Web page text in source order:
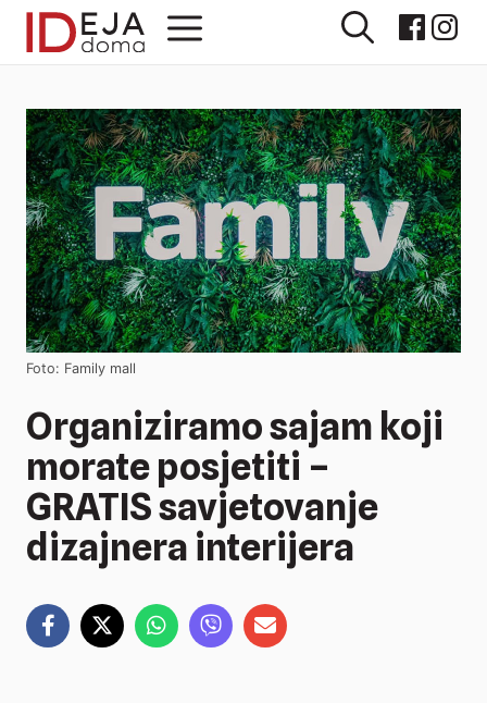
Preskoči
Foto: Family mall
Organiziramo sajam koji
morate posjetiti –
GRATIS savjetovanje
dizajnera interijera